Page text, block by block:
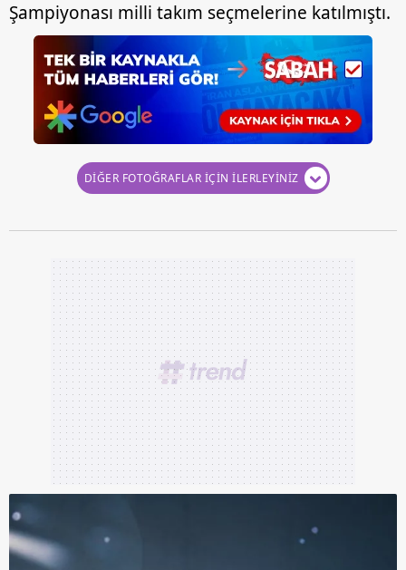
Şampiyonası milli takım seçmelerine katılmıştı.
DİĞER FOTOĞRAFLAR İÇİN İLERLEYİNİZ